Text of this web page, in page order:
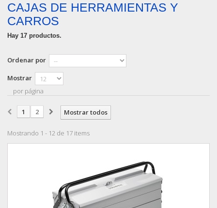
CAJAS DE HERRAMIENTAS Y
CARROS
Hay 17 productos.
Ordenar por
Mostrar
por página
Mostrar todos
1 2
Mostrando 1 - 12 de 17 items